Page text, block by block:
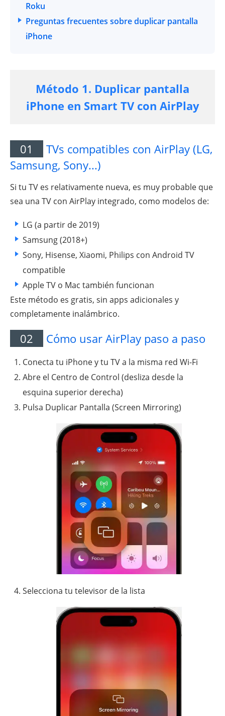
Roku
Preguntas frecuentes sobre duplicar pantalla
iPhone
Método 1. Duplicar pantalla
iPhone en Smart TV con AirPlay
01
TVs compatibles con AirPlay (LG,
Samsung, Sony...)
Si tu TV es relativamente nueva, es muy probable que
sea una TV con AirPlay integrado, como modelos de:
LG (a partir de 2019)
Samsung (2018+)
Sony, Hisense, Xiaomi, Philips con Android TV
compatible
Apple TV o Mac también funcionan
Este método es gratis, sin apps adicionales y
completamente inalámbrico.
02 Cómo usar AirPlay paso a paso
Conecta tu iPhone y tu TV a la misma red Wi-Fi
Abre el Centro de Control (desliza desde la
esquina superior derecha)
Pulsa Duplicar Pantalla (Screen Mirroring)
Selecciona tu televisor de la lista